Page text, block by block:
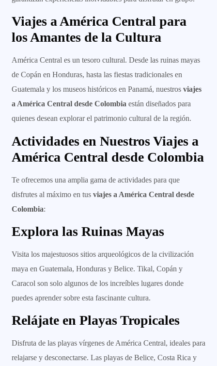
Viajes a América Central para
los Amantes de la Cultura
América Central es un tesoro cultural. Desde las ruinas mayas
de Copán en Honduras, hasta las fiestas tradicionales en
Guatemala y los museos históricos en Panamá, nuestros viajes
a América Central desde Colombia están diseñados para
quienes desean explorar el patrimonio cultural de la región.
Actividades en Nuestros Viajes a
América Central desde Colombia
Te ofrecemos una amplia gama de actividades para que
disfrutes al máximo en tus viajes a América Central desde
Colombia:
Explora las Ruinas Mayas
Visita los majestuosos sitios arqueológicos de la civilización
maya en Guatemala, Honduras y Belice. Tikal, Copán y
Caracol son solo algunos de los increíbles lugares donde
puedes aprender sobre esta fascinante cultura.
Relájate en Playas Tropicales
Disfruta de las playas vírgenes de América Central, ideales para
relajarse y desconectarse. Las playas de Belice, Costa Rica y